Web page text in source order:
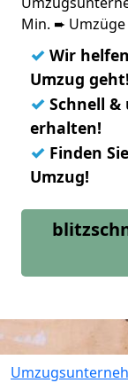
Min. ➨ Umzüge
✓ Wir
Umzug geht!
✓ Schnell
erhalten!
✓ Finden
Umzug!